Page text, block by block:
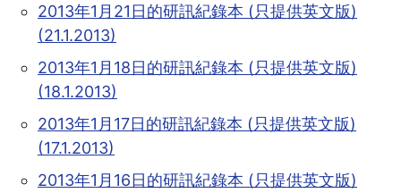
2013年1月21日的研訊紀錄本 (只提供英文版)
(21.1.2013)
2013年1月18日的研訊紀錄本 (只提供英文版)
(18.1.2013)
2013年1月17日的研訊紀錄本 (只提供英文版)
(17.1.2013)
2013年1月16日的研訊紀錄本 (只提供英文版)